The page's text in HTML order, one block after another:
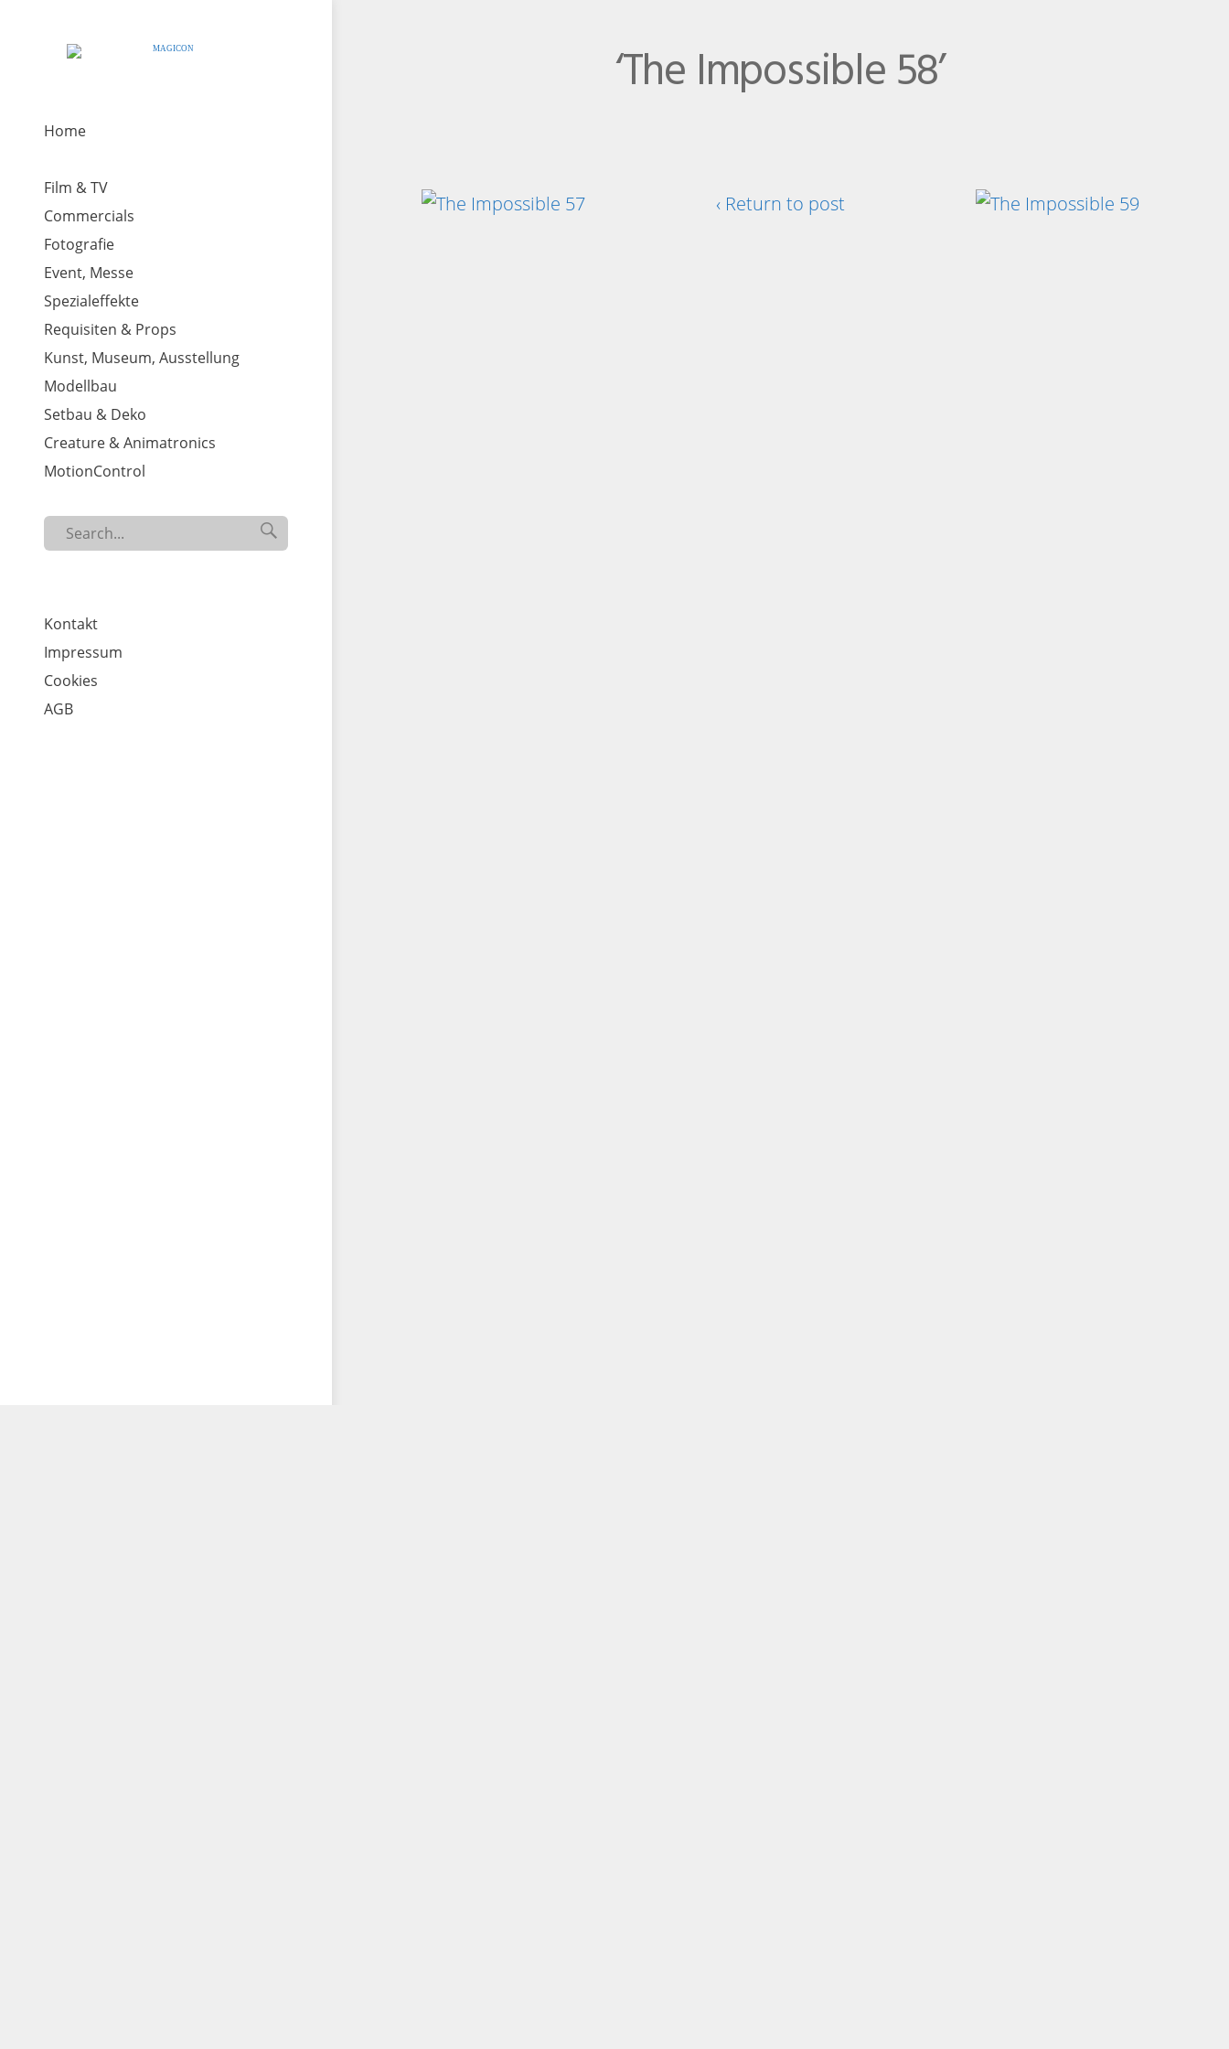
Home
Film & TV
Commercials
Fotografie
Event, Messe
Spezialeffekte
Requisiten & Props
Kunst, Museum, Ausstellung
Modellbau
Setbau & Deko
Creature & Animatronics
MotionControl
Search
for... 
Kontakt
Impressum
Cookies
AGB
‘The Impossible 58’
‹ Return to post